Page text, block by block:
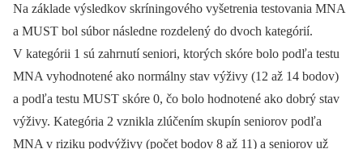
Na základe výsledkov skríningového vyšetrenia testovania MNA
a MUST bol súbor následne rozdelený do dvoch kategórií.
V kategórii 1 sú zahrnutí seniori, ktorých skóre bolo podľa testu
MNA vyhodnotené ako normálny stav výživy (12 až 14 bodov)
a podľa testu MUST skóre 0, čo bolo hodnotené ako dobrý stav
výživy. Kategória 2 vznikla zlúčením skupín seniorov podľa
MNA v riziku podvýživy (počet bodov 8 až 11) a seniorov už